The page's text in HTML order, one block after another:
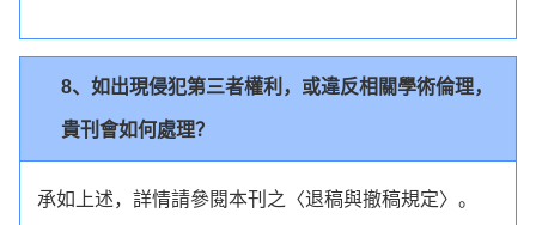
8、如出現侵犯第三者權利，或違反相關學術倫理，
貴刊會如何處理？
承如上述，詳情請參閱本刊之〈退稿與撤稿規定〉。